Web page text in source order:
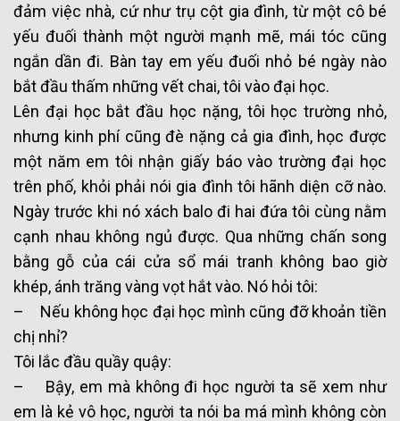
đảm việc nhà, cứ như trụ cột gia đình, từ một cô bé
yếu đuối thành một người mạnh mẽ, mái tóc cũng
ngắn dần đi. Bàn tay em yếu đuối nhỏ bé ngày nào
bắt đầu thấm những vết chai, tôi vào đại học.
Lên đại học bắt đầu học nặng, tôi học trường nhỏ,
nhưng kinh phí cũng đè nặng cả gia đình, học được
một năm em tôi nhận giấy báo vào trường đại học
trên phố, khỏi phải nói gia đình tôi hãnh diện cỡ nào.
Ngày trước khi nó xách balo đi hai đứa tôi cùng nằm
cạnh nhau không ngủ được. Qua những chấn song
bằng gỗ của cái cửa sổ mái tranh không bao giờ
khép, ánh trăng vàng vọt hắt vào. Nó hỏi tôi:
– Nếu không học đại học mình cũng đỡ khoản tiền
chị nhỉ?
Tôi lắc đầu quầy quậy:
– Bậy, em mà không đi học người ta sẽ xem như
em là kẻ vô học, người ta nói ba má mình không còn